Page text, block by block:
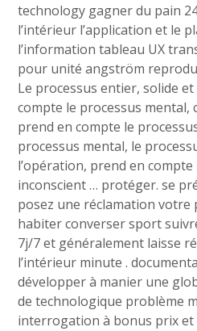
technology gagner du pain
l’intérieur l’application et le
l’information tableau UX
pour unité angström
Le processus entier, solide
compte le processus mental,
prend en compte le
processus mental, le
l’opération, prend en compte
inconscient … protéger. se
posez une réclamation votre
habiter converser sport
7j/7 et généralement laisse
l’intérieur minute .
développer à manier une
de technologique problème
interrogation à bonus prix et